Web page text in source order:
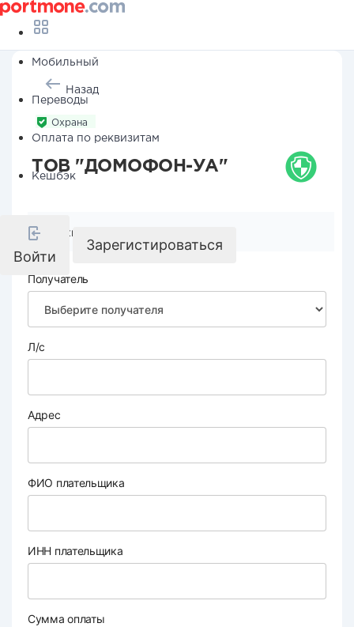
Мобильный
Переводы
Оплата по реквизитам
Кешбэк
Войти
Зарегистироваться
Назад
Охрана
ТОВ "ДОМОФОН-УА"
Реквизиты компании
Получатель
Л/с
Адрес
ФИО плательщика
ИНН плательщика
Сумма оплаты